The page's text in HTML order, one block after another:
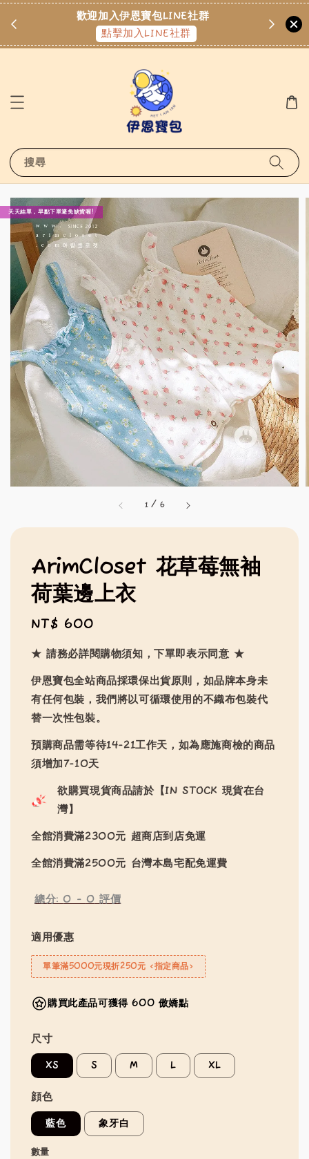
歡迎加入伊恩寶包LINE社群
點擊加入LINE社群
搜尋
1 / 6
天天結單，早點下單避免缺貨喔!
ArimCloset 花草莓無袖
荷葉邊上衣
Regular
NT$ 600
★ 請務必詳閱購物須知，下單即表示同意 ★
伊恩寶包全站商品採環保出貨原則，如品牌本身未
有任何包裝，我們將以可循環使用的不織布包裝代
替一次性包裝。
預購商品需等待14-21工作天，如為應施商檢的商品
須增加7-10天
欲購買現貨商品請於【IN STOCK 現貨在台
灣】
全館消費滿2300元 超商店到店免運
全館消費滿2500元 台灣本島宅配免運費
總分: 0 - 0 評價
適用優惠
單筆滿5000元現折250元 <指定商品>
購買此產品可獲得 600 傲嬌點
尺寸
XS S M L XL
顔色
藍色 象牙白
數量